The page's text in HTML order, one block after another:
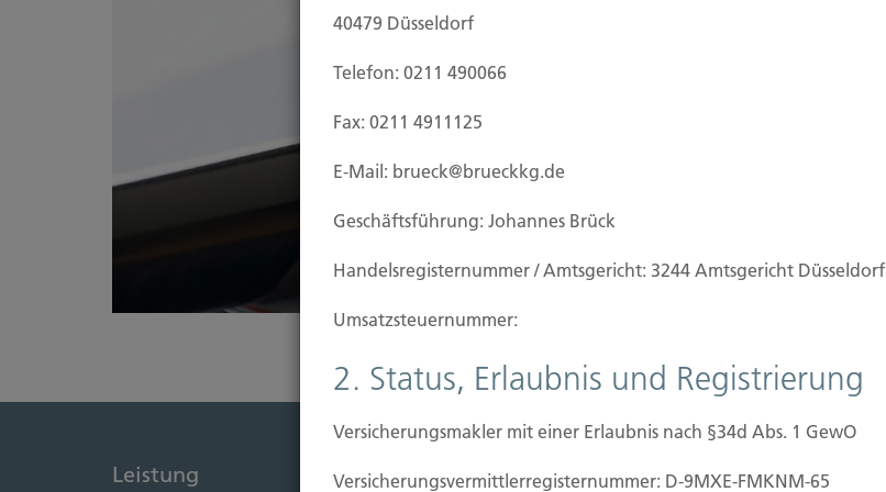
Leistung Immobilien Vers. Kontakt
40479 Düsseldorf
Telefon: 0211 490066
Fax: 0211 4911125
E-Mail: brueck@brueckkg.de
Geschäftsführung: Johannes Brück
Handels­registernummer / Amtsgericht: 3244 Amtsgericht Düsseldorf
Umsatzsteuer­nummer:
2. Status, Erlaubnis und Registrierung
Versicherungsmakler mit einer Erlaubnis nach §34d Abs. 1 GewO
Versicherungs­vermittler­registernummer: D-9MXE-FMKNM-65